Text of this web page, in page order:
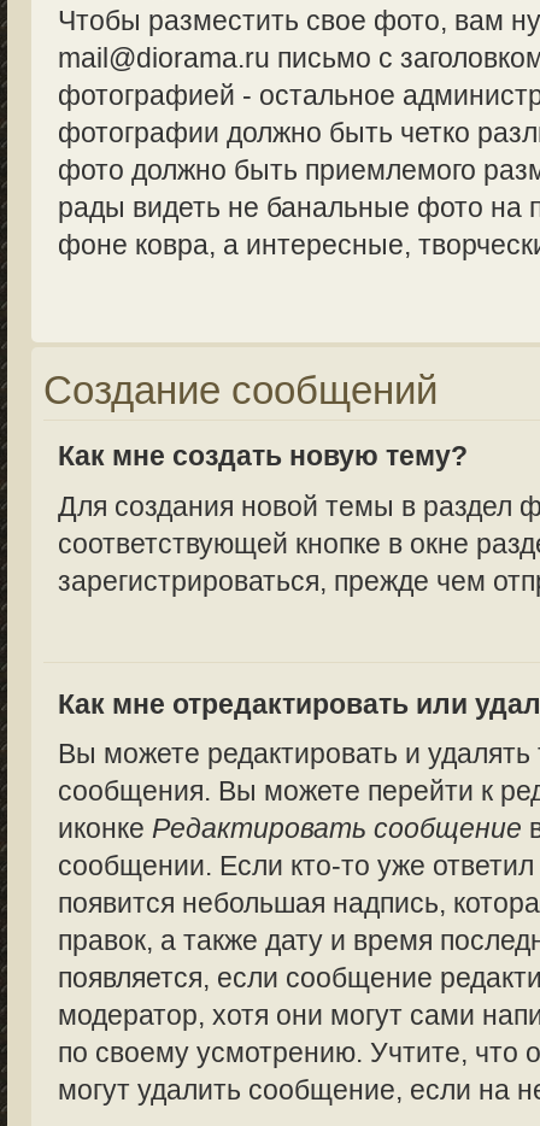
Чтобы разместить свое фото, вам
mail@diorama.ru письмо с
фотографией - остальное
фотографии должно быть четко
фото должно быть приемлемого
рады видеть не банальные фото на
фоне ковра, а интересные,
Создание сообщений
Как мне создать новую тему?
Для создания новой темы в раздел
соответствующей кнопке в окне
зарегистрироваться, прежде чем
Как мне отредактировать или
Вы можете редактировать и
сообщения. Вы можете перейти к
иконке Редактировать сообщение
сообщении. Если кто-то уже
появится небольшая надпись,
правок, а также дату и время
появляется, если сообщение
модератор, хотя они могут сами
по своему усмотрению. Учтите, что
могут удалить сообщение, если на